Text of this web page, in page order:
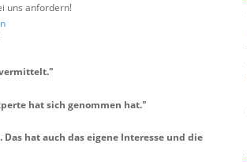
uns anfordern!
"
hat sich genommen hat."
hat auch das eigene Interesse und die